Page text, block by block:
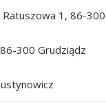
Ratuszowa 1, 86-300
300 Grudziądz